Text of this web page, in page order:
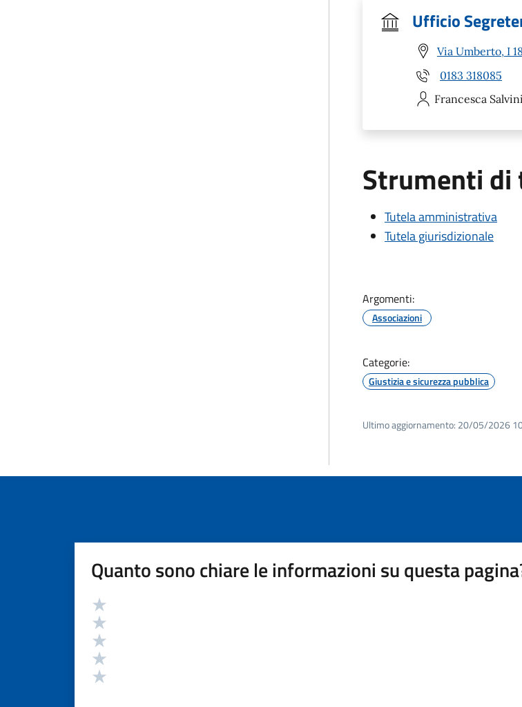
Ufficio
Via Umberto, I
0183 318085
Francesca Salvini
Strumenti di
Tutela amministrativa
Tutela giurisdizionale
Argomenti:
Associazioni
Categorie:
Giustizia e sicurezza pubblica
Ultimo aggiornamento: 20/05/2026
Quanto sono chiare le informazioni su questa
Valutazione